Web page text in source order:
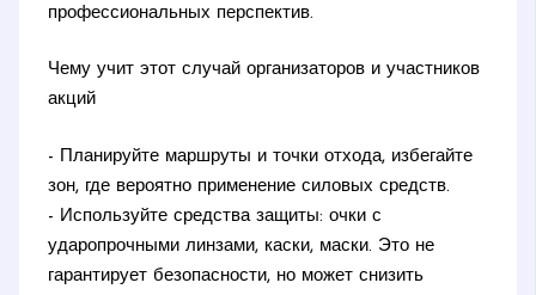
профессиональных перспектив.
Чему учит этот случай организаторов и участников
акций
- Планируйте маршруты и точки отхода, избегайте
зон, где вероятно применение силовых средств.
- Используйте средства защиты: очки с
ударопрочными линзами, каски, маски. Это не
гарантирует безопасности, но может снизить